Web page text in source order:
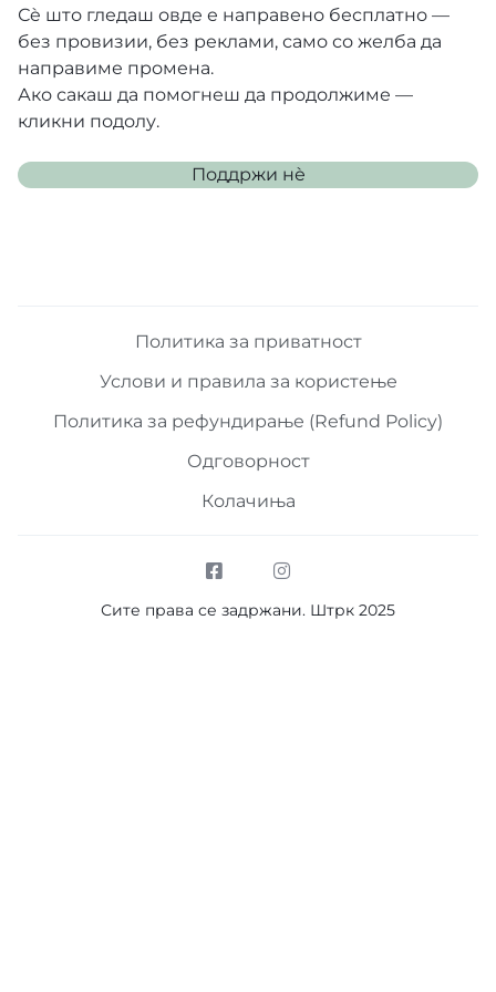
сонце.
Одлична за патување
(прилагодливи тркала за
нерамен терен), лесна,
заштита од сонце и
со амортизери, лесно
закочување, T бариера,
прилагодливи сигурносни
Контакт телефон:
070446114
Сè што гледаш овде е направено бесплатно —
без провизии, без реклами, само со желба да
направиме промена.
Ако сакаш да помогнеш да продолжиме —
кликни подолу.
Поддржи нѐ
Политика за приватност
Услови и правила за користење
Политика за рефундирање (Refund Policy)
Одговорност
Колачиња
Сите права се задржани. Штрк 2025